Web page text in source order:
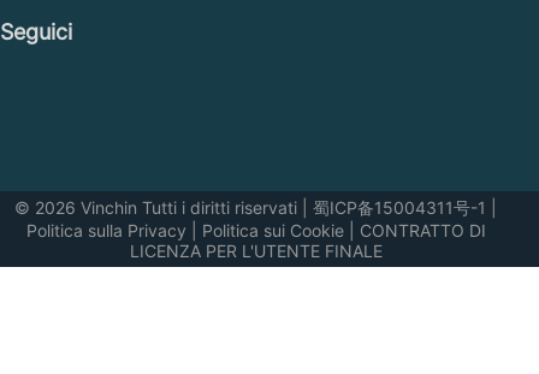
Seguici
© 2026 Vinchin Tutti i diritti riservati |蜀ICP备15004311号-1
Politica sulla Privacy
Politica sui Cookie| CONTRATTO DI
LICENZA PER L'UTENTE FINALE